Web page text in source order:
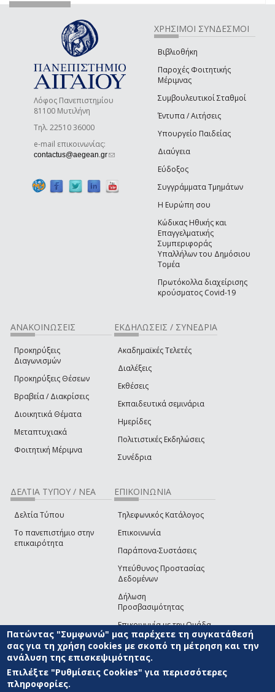
Λόφος Πανεπιστημίου
81100 Μυτιλήνη
Τηλ. 22510 36000
e-mail επικοινωνίας:
contactus@aegean.gr(link sends e-mail)
ΧΡΗΣΙΜΟΙ ΣΥΝΔΕΣΜΟΙ
Βιβλιοθήκη
Παροχές Φοιτητικής
Μέριμνας
Συμβουλευτικοί Σταθμοί
Έντυπα / Αιτήσεις
Υπουργείο Παιδείας
Διαύγεια
Εύδοξος
Συγγράμματα Τμημάτων
Η Ευρώπη σου
Κώδικας Ηθικής και
Επαγγελματικής
Συμπεριφοράς
Υπαλλήλων του Δημόσιου
Τομέα
Πρωτόκολλα διαχείρισης
κρούσματος Covid-19
ΑΝΑΚΟΙΝΩΣΕΙΣ
Προκηρύξεις
Διαγωνισμών
Προκηρύξεις Θέσεων
Βραβεία / Διακρίσεις
Διοικητικά Θέματα
Μεταπτυχιακά
Φοιτητική Μέριμνα
ΕΚΔΗΛΩΣΕΙΣ / ΣΥΝΕΔΡΙΑ
Ακαδημαϊκές Τελετές
Διαλέξεις
Εκθέσεις
Εκπαιδευτικά σεμινάρια
Ημερίδες
Πολιτιστικές Εκδηλώσεις
Συνέδρια
ΔΕΛΤΙΑ ΤΥΠΟΥ / ΝΕΑ
Δελτία Τύπου
Το πανεπιστήμιο στην
επικαιρότητα
ΕΠΙΚΟΙΝΩΝΙΑ
Τηλεφωνικός Κατάλογος
Επικοινωνία
Παράπονα-Συστάσεις
Υπεύθυνος Προστασίας
Δεδομένων
Δήλωση
Προσβασιμότητας
Επικοινωνία με την Ομάδα
Ανάπτυξης του site(link sends e-mail)
© ΠΑΝΕΠΙΣΤΗΜΙΟ ΑΙΓΑΙΟΥ ΟΡΟΙ ΧΡΗΣΗΣ
ΑΝΑΠΤΥΞΗΣ
Πατώντας "Συμφωνώ" μας παρέχετε τη συγκατάθεσή
σας για τη χρήση cookies με σκοπό τη μέτρηση και την
ανάλυση της επισκεψιμότητας.
Επιλέξτε "Ρυθμίσεις Cookies" για περισσότερες
πληροφορίες.